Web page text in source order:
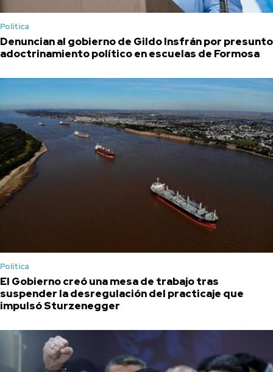
Política
Denuncian al gobierno de Gildo Insfrán por presunto
adoctrinamiento político en escuelas de Formosa
Política
El Gobierno creó una mesa de trabajo tras
suspender la desregulación del practicaje que
impulsó Sturzenegger